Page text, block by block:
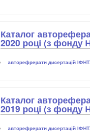
Каталог
2020 році (з фонду
авторефрерати дисертацій
Каталог
2019 році (з фонду
авторефрерати дисертацій